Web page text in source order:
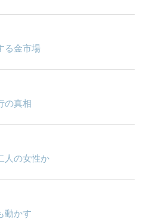
る金市場
の真相
人の女性か
動かす